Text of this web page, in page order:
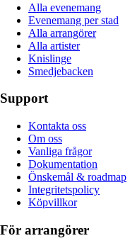
Alla evenemang
Evenemang per stad
Alla arrangörer
Alla artister
Knislinge
Smedjebacken
Support
Kontakta oss
Om oss
Vanliga frågor
Dokumentation
Önskemål & roadmap
Integritetspolicy
Köpvillkor
För arrangörer